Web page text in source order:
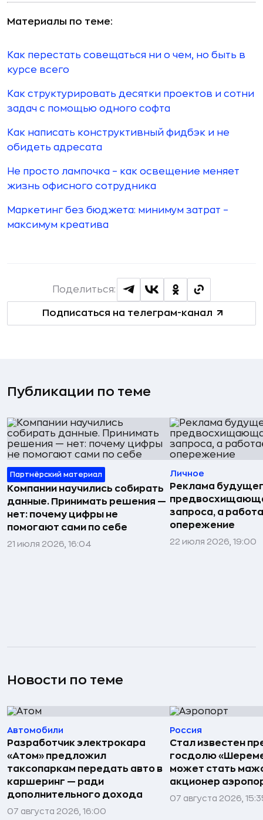
Материалы по теме:
Как перестать совещаться ни о чем, но быть в
курсе всего
Как структурировать десятки проектов и сотни
задач с помощью одного софта
Как написать конструктивный фидбэк и не
обидеть адресата
Не просто лампочка – как освещение меняет
жизнь офисного сотрудника
Маркетинг без бюджета: минимум затрат –
максимум креатива
Подписаться на телеграм-канал
Поделиться:
Публикации по теме
Партнёрский материал
Компании научились собирать
данные. Принимать решения —
нет: почему цифры не
помогают сами по себе
21 июля 2026, 16:04
Личное
Реклама
запроса, а
опережение
22 июля 2026, 19:00
Новости по теме
Автомобили
Разработчик электрокара
«Атом» предложил
таксопаркам передать авто в
каршеринг — ради
дополнительного дохода
07 августа 2026, 16:00
Россия
Стал известен
госдолю
может стать
акционер
07 августа 2026,